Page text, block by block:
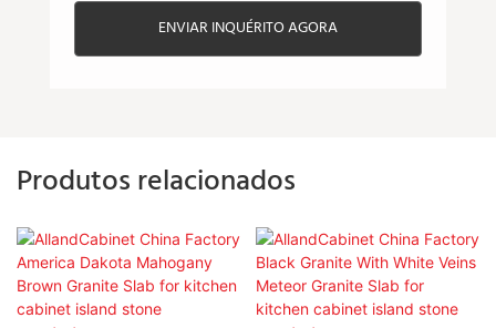
ENVIAR INQUÉRITO AGORA
Produtos relacionados